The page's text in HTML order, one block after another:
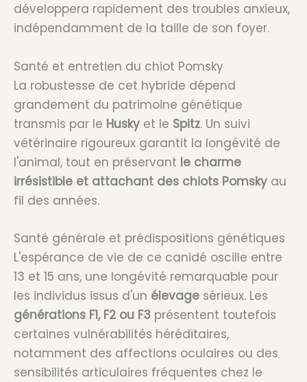
développera rapidement des troubles anxieux,
indépendamment de la taille de son foyer.
Santé et entretien du chiot Pomsky
La robustesse de cet hybride dépend
grandement du patrimoine génétique
transmis par le Husky et le Spitz. Un suivi
vétérinaire rigoureux garantit la longévité de
l'animal, tout en préservant le charme
irrésistible et attachant des chiots Pomsky au
fil des années.
Santé générale et prédispositions génétiques
L'espérance de vie de ce canidé oscille entre
13 et 15 ans, une longévité remarquable pour
les individus issus d'un élevage sérieux. Les
générations F1, F2 ou F3 présentent toutefois
certaines vulnérabilités héréditaires,
notamment des affections oculaires ou des
sensibilités articulaires fréquentes chez le